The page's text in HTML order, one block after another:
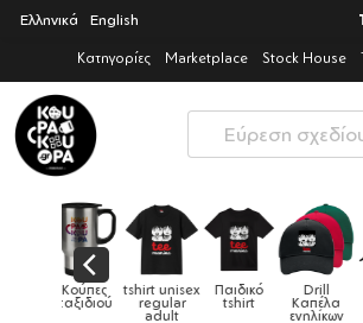
Ελληνικά English
Κατηγορίες Marketplace Stock House
Drill
Καπέλα
Καπέλα
ενηλίκων
Καπέλα
παιδικά Κούπες